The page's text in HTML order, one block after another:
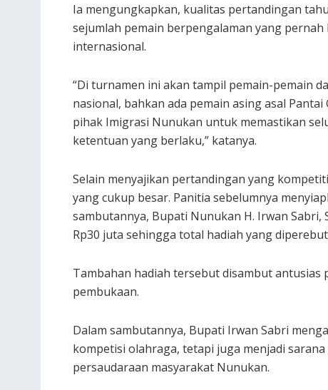
Ia mengungkapkan, kualitas pertandingan
sejumlah pemain berpengalaman yang
internasional.
“Di turnamen ini akan tampil pemain-pemain
nasional, bahkan ada pemain asing asal
pihak Imigrasi Nunukan untuk memastikan
ketentuan yang berlaku,” katanya.
Selain menyajikan pertandingan yang
yang cukup besar. Panitia sebelumnya
sambutannya, Bupati Nunukan H. Irwan Sabri,
Rp30 juta sehingga total hadiah yang
Tambahan hadiah tersebut disambut antusias
pembukaan.
Dalam sambutannya, Bupati Irwan Sabri
kompetisi olahraga, tetapi juga menjadi
persaudaraan masyarakat Nunukan.